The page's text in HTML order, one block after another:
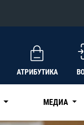
АТРИБУТИКА
МЕДИА